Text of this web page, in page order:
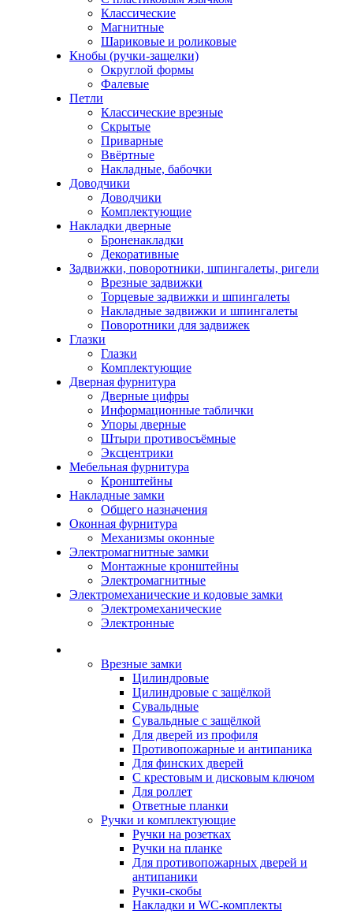
Классические
Магнитные
Шариковые и роликовые
Кнобы (ручки-защелки)
Округлой формы
Фалевые
Петли
Классические врезные
Скрытые
Приварные
Ввёртные
Накладные, бабочки
Доводчики
Доводчики
Комплектующие
Накладки дверные
Броненакладки
Декоративные
Задвижки, поворотники, шпингалеты, ригели
Врезные задвижки
Торцевые задвижки и шпингалеты
Накладные задвижки и шпингалеты
Поворотники для задвижек
Глазки
Глазки
Комплектующие
Дверная фурнитура
Дверные цифры
Информационные таблички
Упоры дверные
Штыри противосъёмные
Эксцентрики
Мебельная фурнитура
Кронштейны
Накладные замки
Общего назначения
Оконная фурнитура
Механизмы оконные
Электромагнитные замки
Монтажные кронштейны
Электромагнитные
Электромеханические и кодовые замки
Электромеханические
Электронные
Врезные замки
Цилиндровые
Цилиндровые с защёлкой
Сувальдные
Сувальдные с защёлкой
Для дверей из профиля
Противопожарные и антипаника
Для финских дверей
С крестовым и дисковым ключом
Для роллет
Ответные планки
Ручки и комплектующие
Ручки на розетках
Ручки на планке
Для противопожарных дверей и
антипаники
Ручки-скобы
Накладки и WC-комплекты